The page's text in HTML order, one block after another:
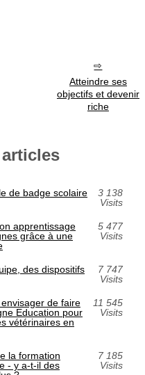
Atteindre ses
objectifs et devenir
riche
de badge scolaire
3 138
Visits
apprentissage
grâce à une
5 477
Visits
des dispositifs
7 747
Visits
de faire
Education pour
vétérinaires en
11 545
Visits
la formation
- y a-t-il des
7 185
Visits